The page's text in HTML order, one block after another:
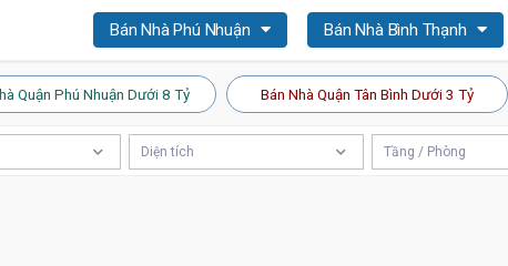
Bán Nhà Phú Nhuận Bán Nhà Bình Thạnh
Quận Phú Nhuận Dưới 8 Tỷ Bán Nhà Quận Tân Bình Dưới 3 Tỷ
Diện tích Tầng / Phòng